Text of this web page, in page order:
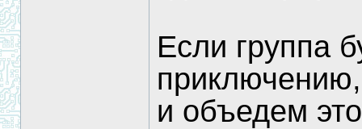
Если группа
и объедем